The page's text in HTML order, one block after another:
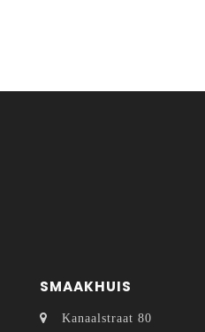
SMAAKHUIS
Kanaalstraat 80